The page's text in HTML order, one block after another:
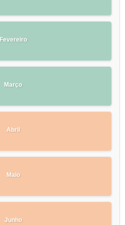
Fevereiro
Março
Abril
Maio
Junho